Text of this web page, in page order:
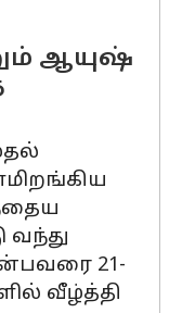
ஆயுஷ்
வந்து
21-
வீழ்த்தி